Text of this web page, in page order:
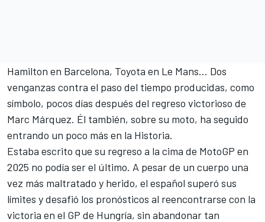
Hamilton en Barcelona, Toyota en Le Mans... Dos
venganzas contra el paso del tiempo producidas, como
símbolo, pocos días después del regreso victorioso de
Marc Márquez. Él también, sobre su moto, ha seguido
entrando un poco más en la Historia.
Estaba escrito que su regreso a la cima de MotoGP en
2025 no podía ser el último. A pesar de un cuerpo una
vez más maltratado y herido, el español superó sus
límites y desafió los pronósticos al reencontrarse con la
victoria en el GP de Hungría, sin abandonar tan